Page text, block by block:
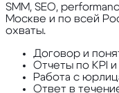
SMM, SEO,
Москве и по всей
охваты.
Договор и
Отчеты по KPI и
Работа с
Ответ в